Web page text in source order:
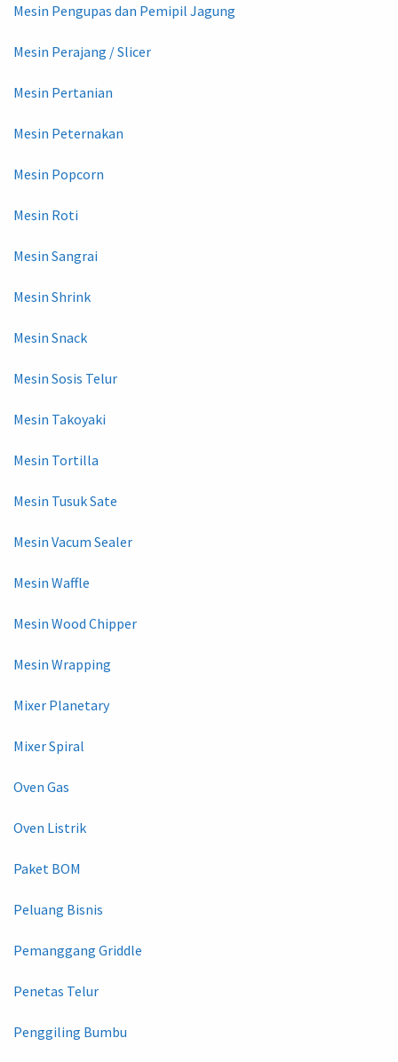
Mesin Pengupas dan Pemipil Jagung
Mesin Perajang / Slicer
Mesin Pertanian
Mesin Peternakan
Mesin Popcorn
Mesin Roti
Mesin Sangrai
Mesin Shrink
Mesin Snack
Mesin Sosis Telur
Mesin Takoyaki
Mesin Tortilla
Mesin Tusuk Sate
Mesin Vacum Sealer
Mesin Waffle
Mesin Wood Chipper
Mesin Wrapping
Mixer Planetary
Mixer Spiral
Oven Gas
Oven Listrik
Paket BOM
Peluang Bisnis
Pemanggang Griddle
Penetas Telur
Penggiling Bumbu